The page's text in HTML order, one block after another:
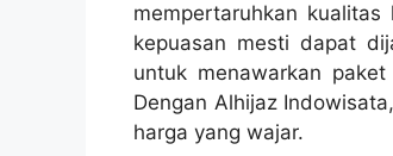
mempertaruhkan
kepuasan mesti dapat
untuk menawarkan
Dengan Alhijaz
harga yang wajar.